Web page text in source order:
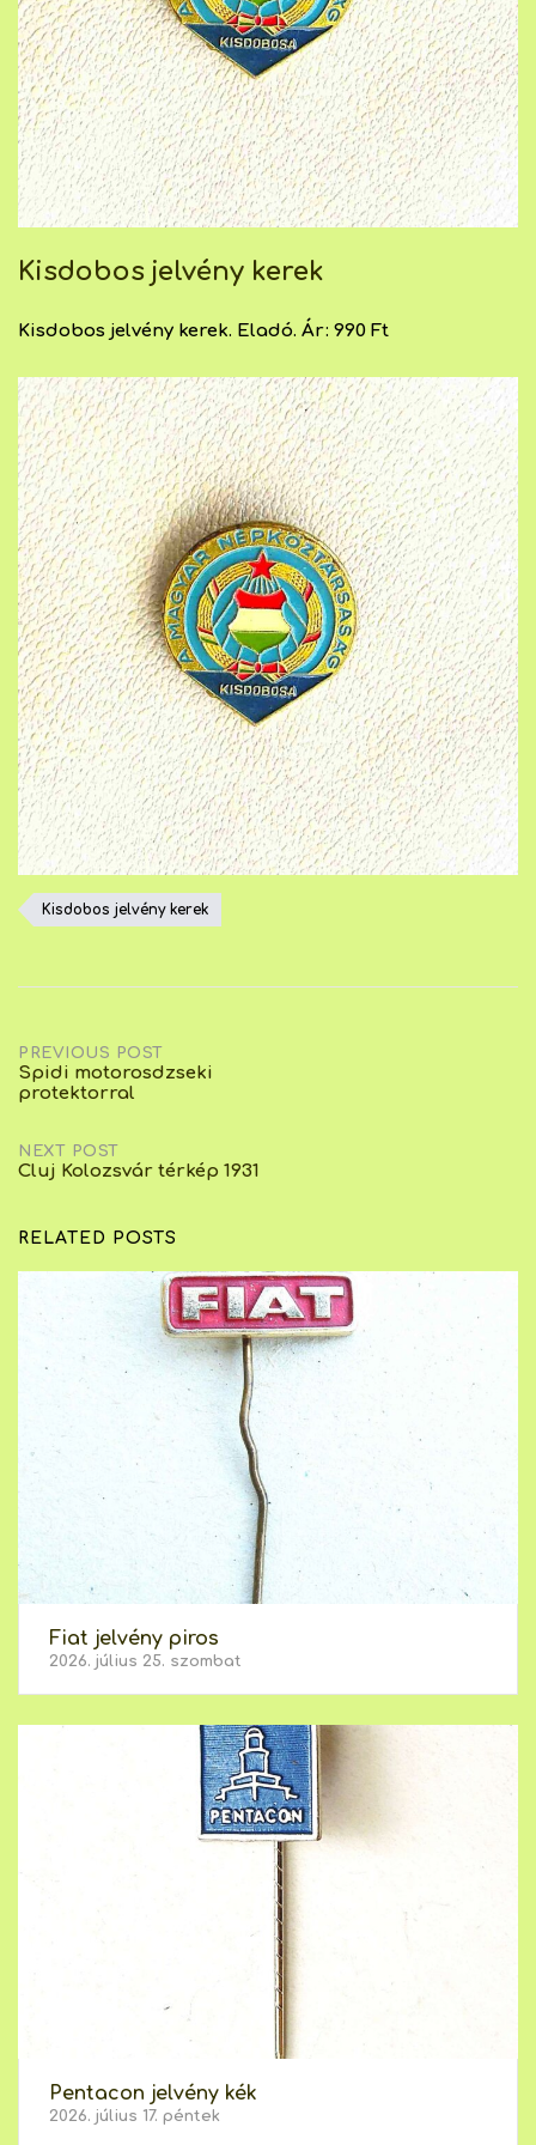
Kisdobos jelvény kerek
Kisdobos jelvény kerek. Eladó. Ár: 990 Ft
Kisdobos jelvény kerek
Post
navigation
PREVIOUS POST
Spidi motorosdzseki
protektorral
NEXT POST
Cluj Kolozsvár térkép 1931
RELATED POSTS
Fiat jelvény piros
2026. július 25. szombat
Pentacon jelvény kék
2026. július 17. péntek